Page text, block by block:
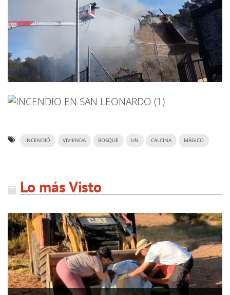
INCENDIÓ VIVIENDA BOSQUE UN CALCINA MÁGICO
Lo más Visto